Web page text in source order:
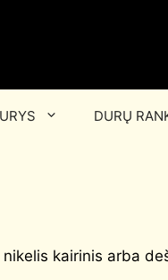
DURŲ
kairinis arba